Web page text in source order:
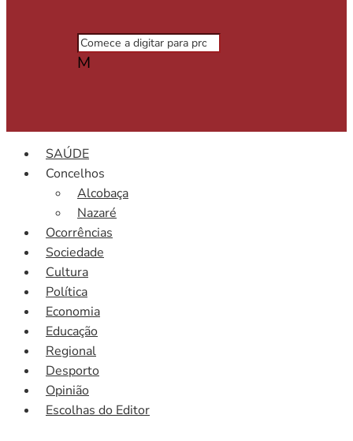
M
SAÚDE
Concelhos
Alcobaça
Nazaré
Ocorrências
Sociedade
Cultura
Política
Economia
Educação
Regional
Desporto
Opinião
Escolhas do Editor